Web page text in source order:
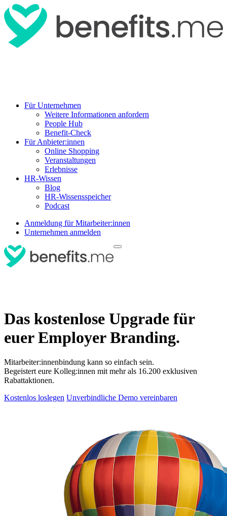
Für Unternehmen
Weitere Informationen anfordern
People Hub
Benefit-Check
Für Anbieter:innen
Online Shopping
Veranstaltungen
Erlebnisse
HR-Wissen
Blog
HR-Wissensspeicher
Podcast
Anmeldung für Mitarbeiter:innen
Unternehmen anmelden
Das kostenlose Upgrade für
euer Employer Branding.
Mitarbeiter:innenbindung kann so einfach sein.
Begeistert eure Kolleg:innen mit mehr als 16.200 exklusiven
Rabattaktionen.
Kostenlos loslegen Unverbindliche Demo vereinbaren